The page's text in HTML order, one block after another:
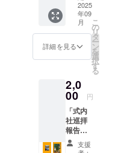
民や事業者
のITリテラ
シー向上を
支援。実務
に即したデ
を行う。
高牟神社
ト版 延
長五年
（九二
七年）
に完成
した
「延喜
神名帳
に挙げ
られて
いる由
緒ある
神社、
「式内
社」約
2025
年09
月
詳細を見る
こ
の
リ
タ
ー
ン
を
選
択
す
る
2,0
00 円
「式内
社巡拝
報告
（備前
編）」
支援